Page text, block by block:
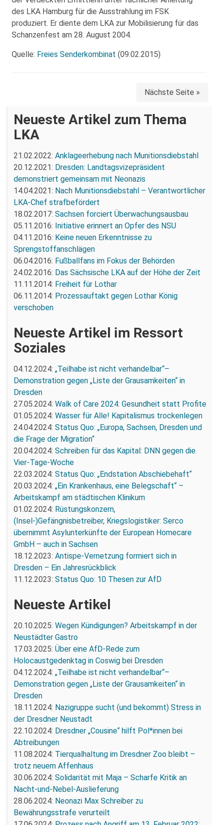
des LKA Hamburg für die Ausstrahlung im FSK
produziert. Er diente dem LKA zur Mobilisierung für das
Schanzenfest am 28. August 2004.
Quelle: Freies Senderkombinat (09.02.2015)
Nächste Seite »
Neueste Artikel zum Thema
LKA
21.02.2022: Anklageerhebung nach Munitionsdiebstahl
20.12.2021: Dresden: Landtagsvizepräsident
demonstriert gemeinsam mit Neonazis
14.04.2021: Nach Munitionsdiebstahl – Verantwortlicher
LKA-Chef strafbefördert
18.02.2017: Sachsen forciert Überwachungsausbau
05.11.2016: Initiative erinnert an Opfer des NSU
04.11.2016: Keine neuen Erkenntnisse zu
Sprengstoffanschlägen
06.04.2016: Fußballfans im Fokus der Behörden
24.02.2016: Das Sächsische LKA auf der Höhe der Zeit
11.11.2014: Freiheit für Lothar
06.11.2014: Prozessauftakt gegen Lothar König
verschoben
Neueste Artikel im Ressort
Soziales
04.12.2024: „Teilhabe ist nicht verhandelbar“–
Demonstration gegen „Liste der Grausamkeiten“ in
Dresden
27.05.2024: Walk of Care 2024: Gesundheit statt Profite
01.05.2024: Wasser für Alle! Kapitalismus trockenlegen
24.04.2024: Status Quo: „Europa, Sachsen, Dresden und
die Frage der Migration“
20.04.2024: Schreiben für das Kapital: DNN gegen die
Vier-Tage-Woche
22.03.2024: Status Quo: „Endstation Abschiebehaft“
20.03.2024: „Ein Krankenhaus, eine Belegschaft“ –
Arbeitskampf am städtischen Klinikum
01.02.2024: Rüstungskonzern,
(Insel-)Gefängnisbetreiber, Kriegslogistiker: Serco
übernimmt Asylunterkünfte der European Homecare
GmbH – auch in Sachsen
18.12.2023: Antispe-Vernetzung formiert sich in
Dresden – Ein Jahresrückblick
11.12.2023: Status Quo: 10 Thesen zur AfD
Neueste Artikel
20.10.2025: Wegen Kündigungen? Arbeitskampf in der
Neustädter Gastro
17.03.2025: Über eine AfD-Rede zum
Holocaustgedenktag in Coswig bei Dresden
04.12.2024: „Teilhabe ist nicht verhandelbar“–
Demonstration gegen „Liste der Grausamkeiten“ in
Dresden
18.11.2024: Nazigruppe sucht (und bekommt) Stress in
der Dresdner Neustadt
22.10.2024: Dresdner „Cousine“ hilft Pol*innen bei
Abtreibungen
11.08.2024: Tierqualhaltung im Dresdner Zoo bleibt –
trotz neuem Affenhaus
30.06.2024: Solidarität mit Maja – Scharfe Kritik an
Nacht-und-Nebel-Auslieferung
28.06.2024: Neonazi Max Schreiber zu
Bewährungsstrafe verurteilt